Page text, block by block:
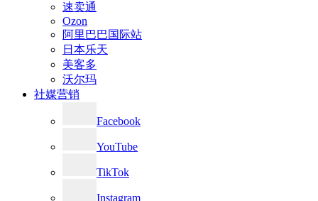
速卖通
Ozon
阿里巴巴国际站
日本乐天
美客多
沃尔玛
社媒营销
Facebook
YouTube
TikTok
Instagram